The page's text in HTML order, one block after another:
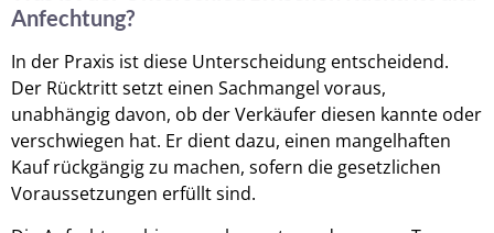
Anfechtung?
In der Praxis ist diese Unterscheidung entscheidend.
Der Rücktritt setzt einen Sachmangel voraus,
unabhängig davon, ob der Verkäufer diesen kannte oder
verschwiegen hat. Er dient dazu, einen mangelhaften
Kauf rückgängig zu machen, sofern die gesetzlichen
Voraussetzungen erfüllt sind.